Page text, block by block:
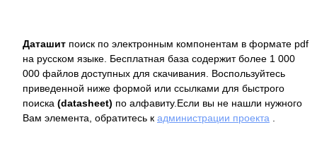
Даташит поиск по электронным компонентам в формате pdf
на русском языке. Бесплатная база содержит более 1 000
000 файлов доступных для скачивания. Воспользуйтесь
приведенной ниже формой или ссылками для быстрого
поиска (datasheet) по алфавиту.Если вы не нашли нужного
Вам элемента, обратитесь к администрации проекта